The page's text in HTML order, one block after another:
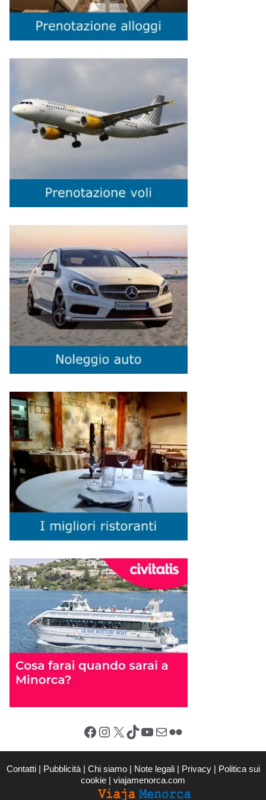
Facebook Instagram X (Twitter) TikTok YouTube Email Flickr
Contatti | Pubblicità | Chi siamo | Note legali | Privacy | Politica sui
cookie | viajamenorca.com